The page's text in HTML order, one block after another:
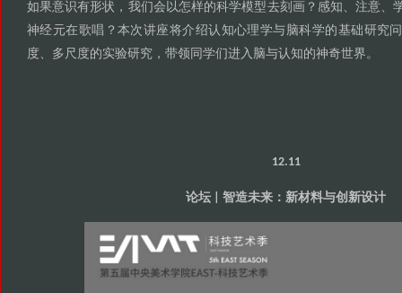
如果意识有形状 ， 我们会以怎样的科学模型去刻画 ？ 感知 、注意、
神经元在歌唱 ？ 本次讲座将介绍认知心理学与脑科学的基础研究
度、 多尺度的实验研究， 带领同学们进入脑与认知的神奇世界。
12.11
论坛 |智造未来 ：新材料与创新设计